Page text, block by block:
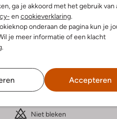
ga je akkoord met het gebruik van
en cookieverklaring.
onderaan de pagina kun je
je meer informatie of een klacht
.
Accepteren
Wasvoorschriften
Kan niet in de droogtrommel
Alleen hangend drogen
Niet bleken